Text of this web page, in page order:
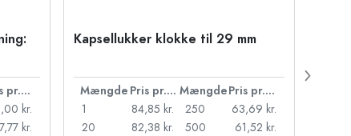
Pris pr. stk.
kr.
7,77 kr.
Kapsellukker klokke til 29 mm
Mængde Pris pr. stk. Mængde
Pris pr. stk.
1
84,85 kr.
20
82,38 kr.
250
63,69 kr.
500
61,52 kr.